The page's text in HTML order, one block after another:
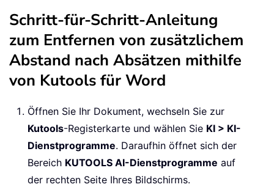
Schritt-für-Schritt-Anleitung
zum Entfernen von zusätzlichem
Abstand nach Absätzen mithilfe
von Kutools für Word
Öffnen Sie Ihr Dokument, wechseln Sie zur
Kutools-Registerkarte und wählen Sie KI > KI-
Dienstprogramme. Daraufhin öffnet sich der
Bereich KUTOOLS AI-Dienstprogramme auf
der rechten Seite Ihres Bildschirms.